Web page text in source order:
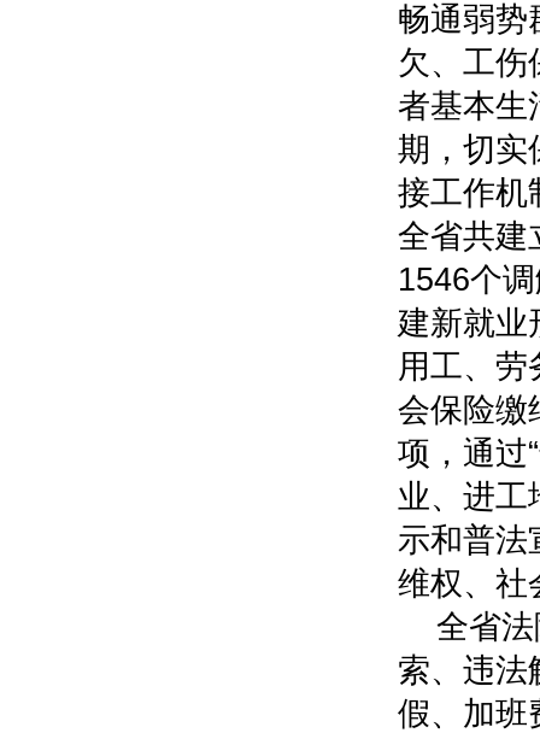
畅通弱势
欠、工伤
者基本生
期，切实
接工作机
全省共建
1546个
建新就业
用工、劳
会保险缴
项，通过
业、进工
示和普法
维权、社
全省
索、违法
假、加班